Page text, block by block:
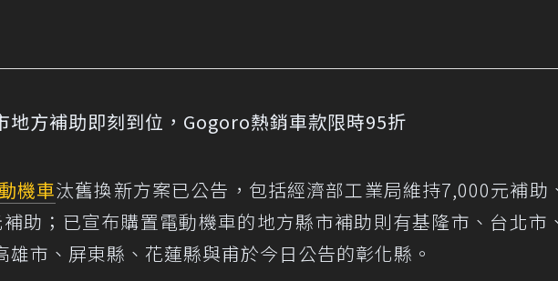
地方補助即刻到位，Gogoro熱銷車款限時95折
機車汰舊換新方案已公告，包括經濟部工業局維持7,000元補助
助；已宣布購置電動機車的地方縣市補助則有基隆市、台北市
雄市、屏東縣、花蓮縣與甫於今日公告的彰化縣。